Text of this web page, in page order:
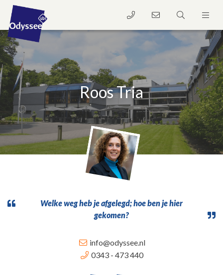
Roos Tria
Welke weg heb je afgelegd; hoe ben je hier
gekomen?
info@odyssee.nl
0343 - 473 440